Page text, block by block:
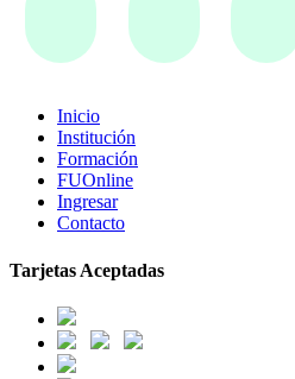
Inicio
Institución
Formación
FUOnline
Ingresar
Contacto
Tarjetas Aceptadas